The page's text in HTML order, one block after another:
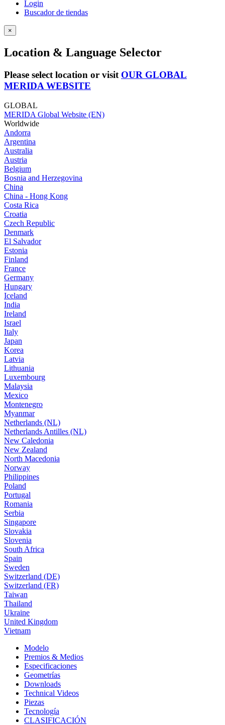
Login
Buscador de tiendas
×
Location & Language Selector
Please select location or visit OUR GLOBAL
MERIDA WEBSITE
GLOBAL
MERIDA Global Website (EN)
Worldwide
Andorra
Argentina
Australia
Austria
Belgium
Bosnia and Herzegovina
China
China - Hong Kong
Costa Rica
Croatia
Czech Republic
Denmark
El Salvador
Estonia
Finland
France
Germany
Hungary
Iceland
India
Ireland
Israel
Italy
Japan
Korea
Latvia
Lithuania
Luxembourg
Malaysia
Mexico
Montenegro
Myanmar
Netherlands (NL)
Netherlands Antilles (NL)
New Caledonia
New Zealand
North Macedonia
Norway
Philippines
Poland
Portugal
Romania
Serbia
Singapore
Slovakia
Slovenia
South Africa
Spain
Sweden
Switzerland (DE)
Switzerland (FR)
Taiwan
Thailand
Ukraine
United Kingdom
Vietnam
Modelo
Premios & Medios
Especificaciones
Geometrías
Downloads
Technical Videos
Piezas
Tecnología
CLASIFICACIÓN